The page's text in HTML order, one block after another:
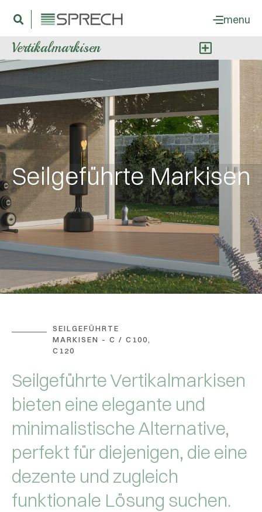
menu
Vertikalmarkisen
Seilgeführte Markisen
SEILGEFÜHRTE
MARKISEN - C / C100,
C120
Seilgeführte Vertikalmarkisen
bieten eine elegante und
minimalistische Alternative,
perfekt für diejenigen, die eine
dezente und zugleich
funktionale Lösung suchen.